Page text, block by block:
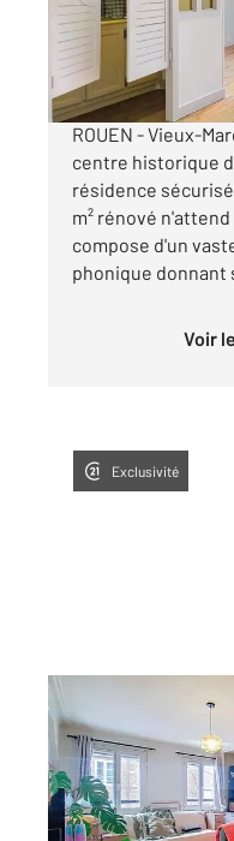
560 €
par mois charges
ROUEN - Vieux-
centre historique
résidence
m² rénové
compose d'un
phonique donnant
Voir
Exclusivité
52,70 m
, 2 pièces
Ref : 34456
Appartement